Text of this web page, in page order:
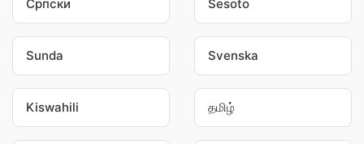
Српски Sesoto
Sunda Svenska
Kiswahili தமிழ்